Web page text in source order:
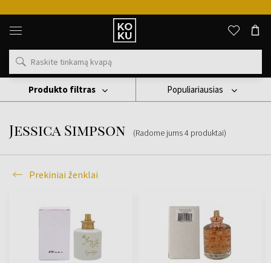
Originalūs
kvepalai
laikrodžiai
vienoje
Prekiniai Ženklai Jessica Simpson
Jessica Simpson (Radome jums4 produktai)
Populiariausias
Prekiniai ženklai
Produkto filtras